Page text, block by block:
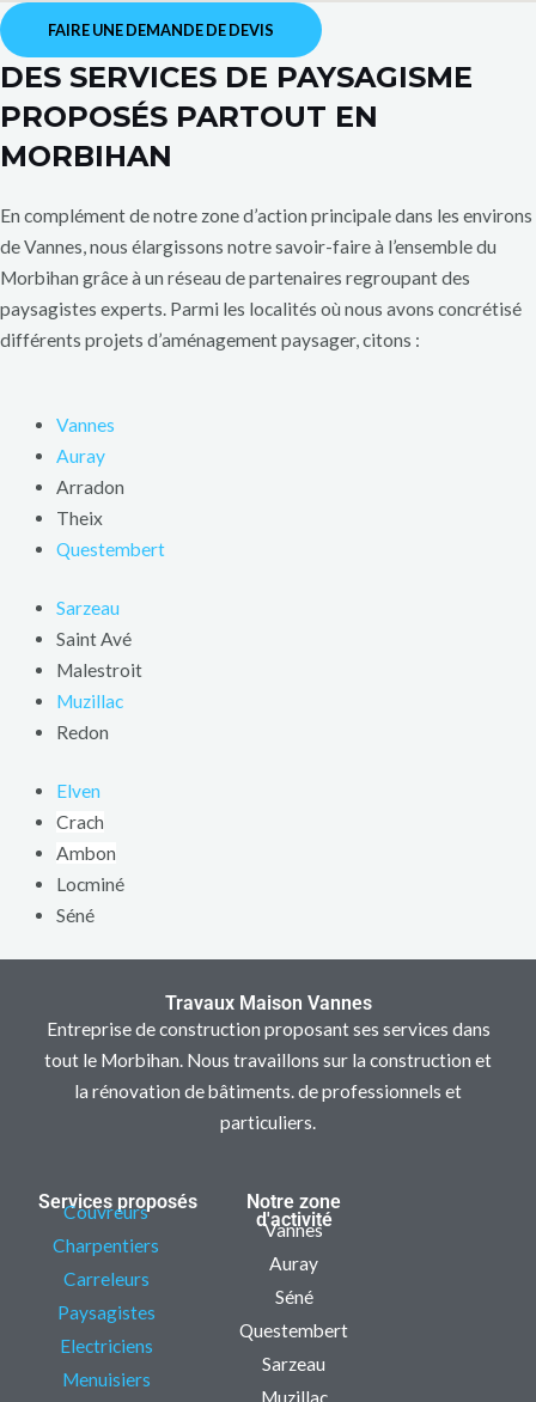
FAIRE UNE DEMANDE DE DEVIS
DES SERVICES DE PAYSAGISME
PROPOSÉS PARTOUT EN
MORBIHAN
En complément de notre zone d’action principale dans les environs
de Vannes, nous élargissons notre savoir-faire à l’ensemble du
Morbihan grâce à un réseau de partenaires regroupant des
paysagistes experts. Parmi les localités où nous avons concrétisé
différents projets d’aménagement paysager, citons :
Vannes
Auray
Arradon
Theix
Questembert
Sarzeau
Saint Avé
Malestroit
Muzillac
Redon
Elven
Crach
Ambon
Locminé
Séné
Travaux Maison Vannes
Entreprise de construction proposant ses services dans
tout le Morbihan. Nous travaillons sur la construction et
la rénovation de bâtiments. de professionnels et
particuliers.
Services proposés
Couvreurs
Charpentiers
Carreleurs
Paysagistes
Electriciens
Menuisiers
Notre zone
d'activité
Vannes
Auray
Séné
Questembert
Sarzeau